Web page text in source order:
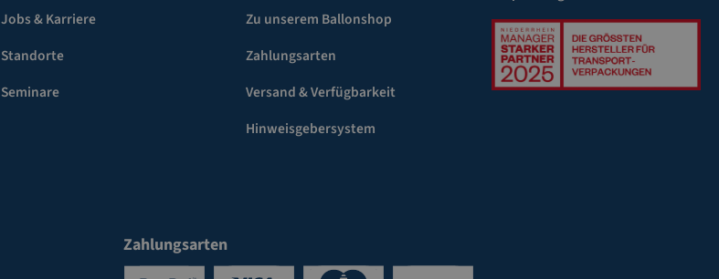
Jobs & Karriere
Standorte
Seminare
Zu unserem Ballonshop
Zahlungsarten
Versand & Verfügbarkeit
Hinweisgebersystem
Zahlungsarten